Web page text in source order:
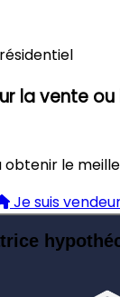
la vente
obtenir le
Je suis